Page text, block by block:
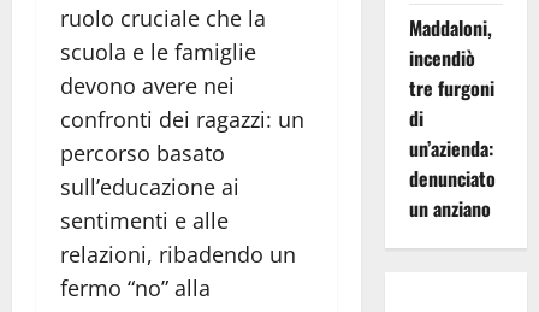
ruolo cruciale che la
scuola e le famiglie
devono avere nei
confronti dei ragazzi: un
percorso basato
sull’educazione ai
sentimenti e alle
relazioni, ribadendo un
fermo “no” alla
Maddaloni,
incendiò
tre furgoni
di
un’azienda:
denunciato
un anziano